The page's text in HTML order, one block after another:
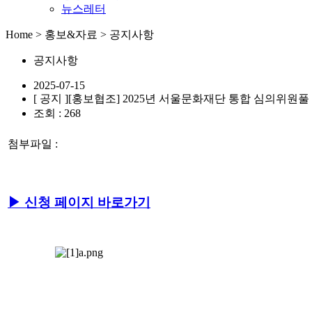
뉴스레터
Home > 홍보&자료 > 공지사항
공지사항
2025-07-15
[ 공지 ][홍보협조] 2025년 서울문화재단 통합 심의위원
조회 : 268
첨부파일 :
▶ 신청 페이지 바로가기